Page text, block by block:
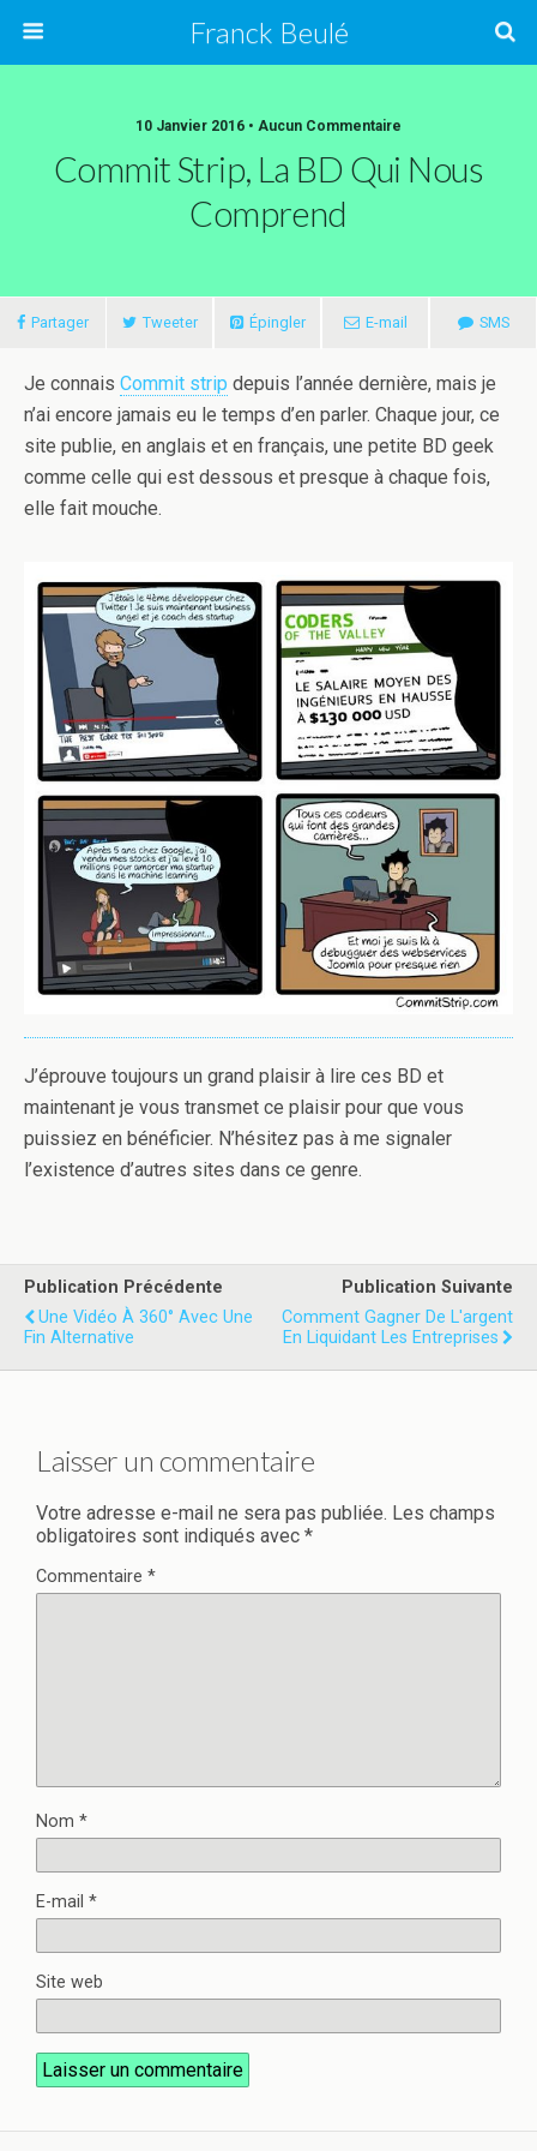
Franck Beulé
10 Janvier 2016 • Aucun Commentaire
Commit Strip, La BD Qui Nous
Comprend
Partager Tweeter Épingler E-mail SMS
Je connais Commit strip depuis l’année dernière, mais je
n’ai encore jamais eu le temps d’en parler. Chaque jour, ce
site publie, en anglais et en français, une petite BD geek
comme celle qui est dessous et presque à chaque fois,
elle fait mouche.
J’éprouve toujours un grand plaisir à lire ces BD et
maintenant je vous transmet ce plaisir pour que vous
puissiez en bénéficier. N’hésitez pas à me signaler
l’existence d’autres sites dans ce genre.
Publication Précédente
Une Vidéo À 360° Avec Une
Fin Alternative
Publication Suivante
Comment Gagner De L'argent
En Liquidant Les Entreprises
Laisser un commentaire
Votre adresse e-mail ne sera pas publiée. Les champs
obligatoires sont indiqués avec *
Commentaire *
Nom *
E-mail *
Site web